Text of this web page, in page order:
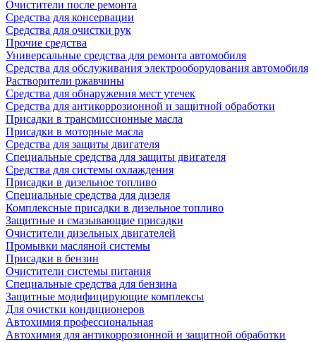
Очистители после ремонта
Средства для консервации
Средства для очистки рук
Прочие средства
Универсальные средства для ремонта автомобиля
Средства для обслуживания электрооборудования автомобиля
Растворители ржавчины
Средства для обнаружения мест утечек
Средства для антикоррозионной и защитной обработки
Присадки в трансмиссионные масла
Присадки в моторные масла
Средства для защиты двигателя
Специальныe средства для защиты двигателя
Средства для системы охлаждения
Присадки в дизельное топливо
Спeциальные средства для дизеля
Комплексные присадки в дизельное топливо
Защитные и смазывающие присадки
Очистители дизельных двигателей
Промывки масляной системы
Присадки в бензин
Очистители системы питания
Специальные срeдства для бензина
Защитные модифицирующие комплексы
Для очистки кондиционеров
Автохимия профессиональная
Автохимия для антикоррозионной и защитной обработки